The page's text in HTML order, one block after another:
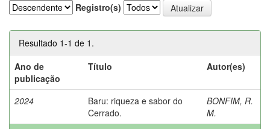
Registro(s)
Resultado 1-1 de 1.
Ano de
publicação
Título Autor(es)
2024
Baru: riqueza e sabor do
Cerrado.
BONFIM, R.
M.